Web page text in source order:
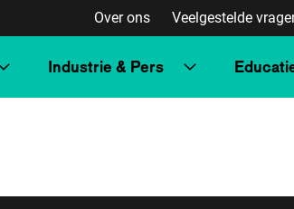
Over ons Veelgestelde
Industrie & Pers